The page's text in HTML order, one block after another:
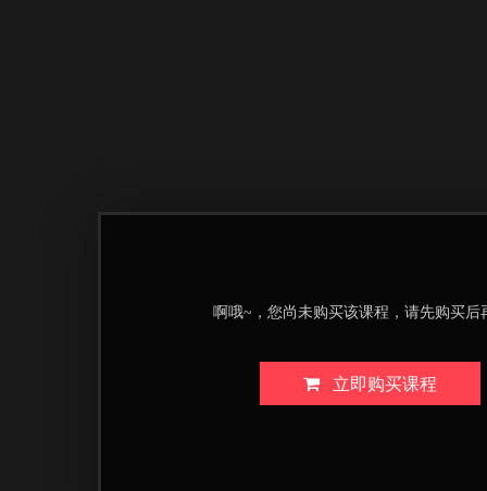
啊哦~，您尚未购买该课程，请先购买后
立即购买课程